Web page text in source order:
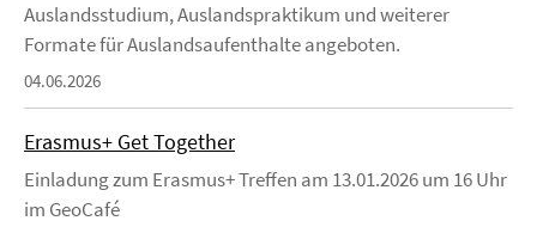
Auslandsstudium, Auslandspraktikum und weiterer
Formate für Auslandsaufenthalte angeboten.
04.06.2026
Erasmus+ Get Together
Einladung zum Erasmus+ Treffen am 13.01.2026 um 16 Uhr
im GeoCafé